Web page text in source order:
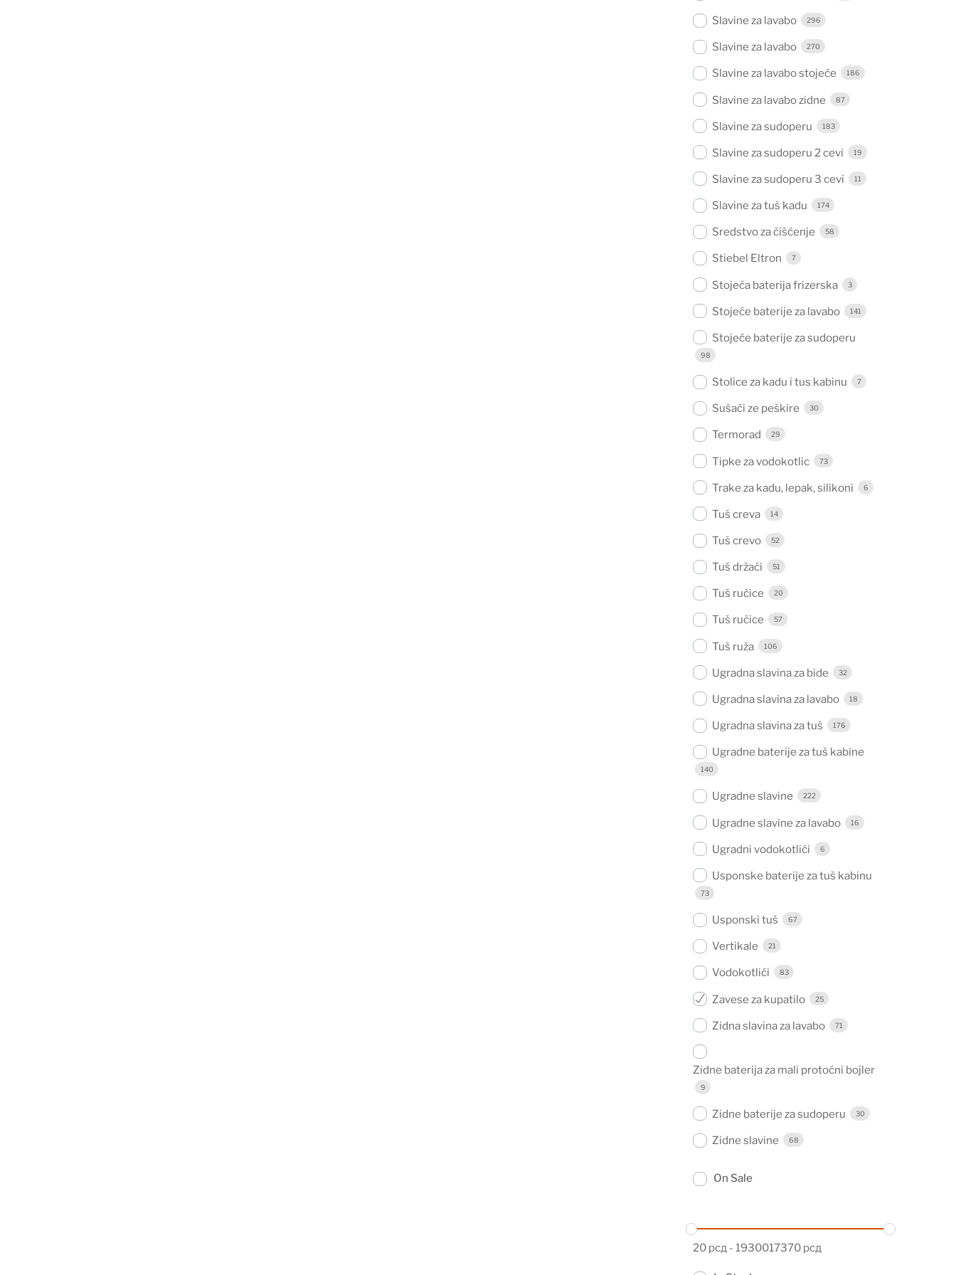
Slavine za lavabo 296
Slavine za lavabo 270
Slavine za lavabo stojeće 186
Slavine za lavabo zidne 87
Slavine za sudoperu 183
Slavine za sudoperu 2 cevi 19
Slavine za sudoperu 3 cevi 11
Slavine za tuš kadu 174
Sredstvo za čišćenje 58
Stiebel Eltron 7
Stojeća baterija frizerska 3
Stojeće baterije za lavabo 141
Stojeće baterije za sudoperu
98
Stolice za kadu i tus kabinu 7
Sušači ze peškire 30
Termorad 29
Tipke za vodokotlic 73
Trake za kadu, lepak, silikoni 6
Tuš creva 14
Tuš crevo 52
Tuš držači 51
Tuš ručice 20
Tuš ručice 57
Tuš ruža 106
Ugradna slavina za bide 32
Ugradna slavina za lavabo 18
Ugradna slavina za tuš 176
Ugradne baterije za tuš kabine
140
Ugradne slavine 222
Ugradne slavine za lavabo 16
Ugradni vodokotlići 6
Usponske baterije za tuš kabinu
73
Usponski tuš 67
Vertikale 21
Vodokotlići 83
Zavese za kupatilo 25
Zidna slavina za lavabo 71
Zidne baterija za mali protoćni bojler
9
Zidne baterije za sudoperu 30
Zidne slavine 68
On Sale
20 рсд- 1930017370 рсд